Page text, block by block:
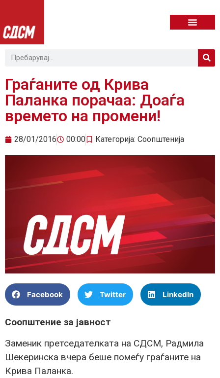
Граѓаните од Крива
Паланка порачаа: Доаѓа
времето на промени!
28/01/2016 00:00 Категорија: Соопштенија
Facebook Twitter LinkedIn
Соопштение за јавност
Заменик претседателката на СДСМ, Радмила
Шекеринска вчера беше помеѓу граѓаните на
Крива Паланка.